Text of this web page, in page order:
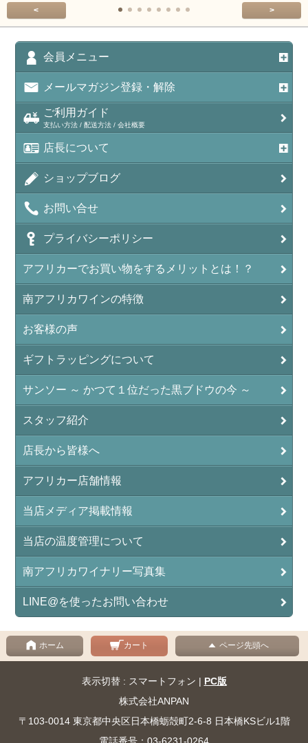
< >
会員メニュー
メールマガジン登録・解除
ご利用ガイド
支払い方法 / 配送方法 / 会社概要
店長について
ショップブログ
お問い合せ
プライバシーポリシー
アフリカーでお買い物をするメリットとは！？
南アフリカワインの特徴
お客様の声
ギフトラッピングについて
サンソー ～ かつて１位だった黒ブドウの今 ～
スタッフ紹介
店長から皆様へ
アフリカー店舗情報
当店メディア掲載情報
当店の温度管理について
南アフリカワイナリー写真集
LINE@を使ったお問い合わせ
ホーム カート ページ先頭へ
表示切替 : スマートフォン | PC版
株式会社ANPAN
〒103-0014 東京都中央区日本橋蛎殻町2-6-8 日本橋KSビル1階